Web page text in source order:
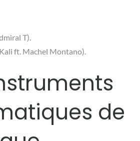
T).
ft. Machel Montano).
de